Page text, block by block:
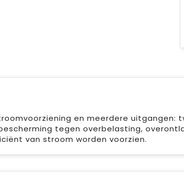
en meerdere uitgangen:
tegen overbelasting,
van stroom worden voorzien.